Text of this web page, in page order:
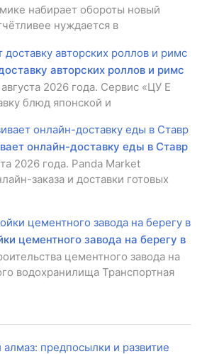
набирает обороты новый
нуждается в
авторских роллов и римс
2026 года. Сервис «ЦУ Е
блюд японской и
онлайн-доставку еды в Ставр
2026 года. Panda Market
заказа и доставки готовых
цементного завода на берегу в
цементного завода на
водохранилища Транспортная